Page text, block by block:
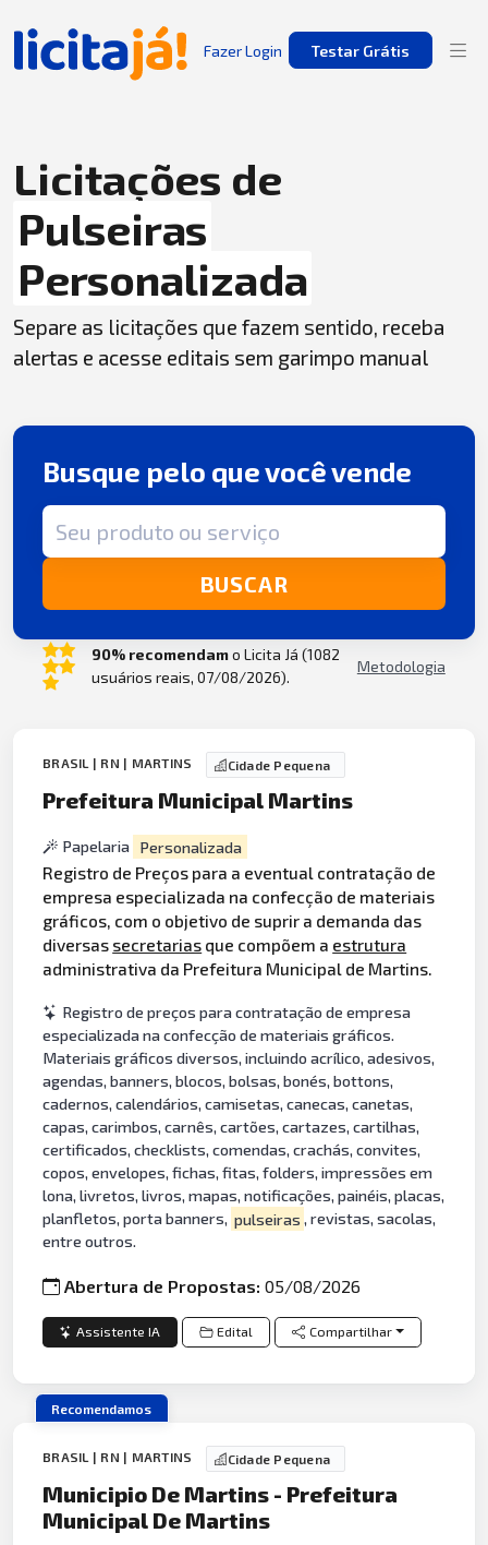
Fazer Login Testar Grátis
Licitações de
Pulseiras
Personalizada
Separe as licitações que fazem sentido, receba
alertas e acesse editais sem garimpo manual
Busque pelo que você vende
Termo de busca
BUSCAR
90% recomendamo Licita Já (1082
usuários reais, 07/08/2026).
Metodologia
BRASIL | RN | MARTINS Cidade Pequena
Prefeitura Municipal Martins
Papelaria Personalizada
Registro de Preços para a eventual contratação de
empresa especializada na confecção de materiais
gráficos, com o objetivo de suprir a demanda das
diversas secretarias que compõem a estrutura
administrativa da Prefeitura Municipal de Martins.
Registro de preços para contratação de empresa
especializada na confecção de materiais gráficos.
Materiais gráficos diversos, incluindo acrílico, adesivos,
agendas, banners, blocos, bolsas, bonés, bottons,
cadernos, calendários, camisetas, canecas, canetas,
capas, carimbos, carnês, cartões, cartazes, cartilhas,
certificados, checklists, comendas, crachás, convites,
copos, envelopes, fichas, fitas, folders, impressões em
lona, livretos, livros, mapas, notificações, painéis, placas,
planfletos, porta banners, pulseiras , revistas, sacolas,
entre outros.
Abertura de Propostas:05/08/2026
Assistente IA Edital Compartilhar
Recomendamos
BRASIL | RN | MARTINS Cidade Pequena
Municipio De Martins - Prefeitura
Municipal De Martins